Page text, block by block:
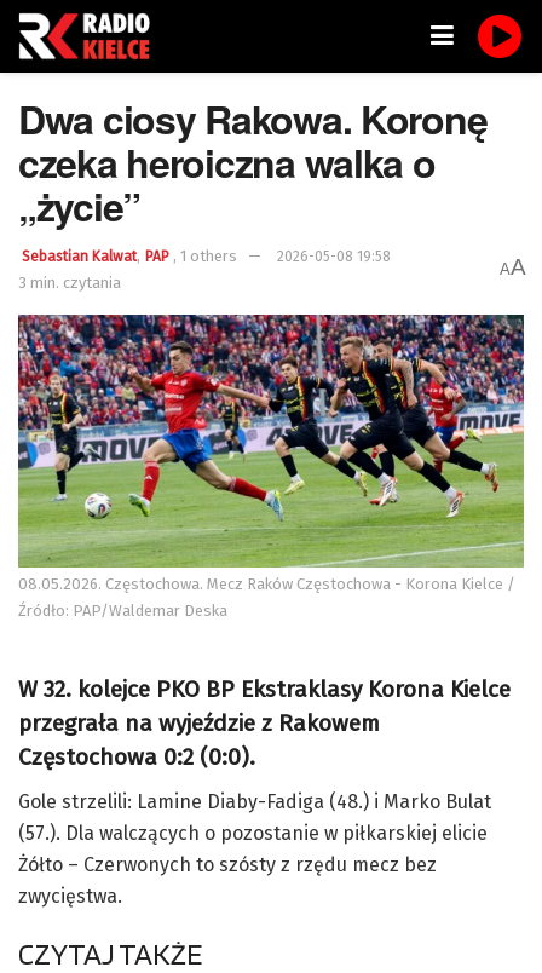
Dwa ciosy Rakowa. Koronę
czeka heroiczna walka o
„życie”
Sebastian Kalwat, PAP , 1 others 2026-05-08 19:58
3 min. czytania
AA
08.05.2026. Częstochowa. Mecz Raków Częstochowa - Korona Kielce /
Źródło: PAP/Waldemar Deska
W 32. kolejce PKO BP Ekstraklasy Korona Kielce
przegrała na wyjeździe z Rakowem
Częstochowa 0:2 (0:0).
Gole strzelili: Lamine Diaby-Fadiga (48.) i Marko Bulat
(57.). Dla walczących o pozostanie w piłkarskiej elicie
Żółto – Czerwonych to szósty z rzędu mecz bez
zwycięstwa.
CZYTAJ TAKŻE